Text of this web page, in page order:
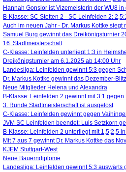
Hannah Gonsior ist Vizemeisterin der WU8 in
B-Klasse: SC Stetten 2 - SC Leinfelden 2:
Auch im neuen Jahr - Dr. Markus Kottke
Samuel Burg gewinnt das Dreikönigsturnier
16. Stadtmeisterschaft
C-Klasse: Leinfelden unterliegt 1:3 in
Dreikönigsturnier am 6.1.2025 ab 14:00 Uhr
Landesliga: Leinfelden gewinnt 5:3 gegen
Dr. Markus Kottke gewinnt das Dezember-
Neue Mitglieder Helena und Alexandra
B-Klasse: Leinfelden 2 gewinnt mit 3:1
3. Runde Stadtmeisterschaft ist ausgelost
C-Klasse: Leinfelden gewinnt gegen
JVM SC Leinfelden beendet: Luis Setzkorn
B-Klasse: Leinfelden 2 unterliegt mit 1,5;2,5
Mit 7 aus 7 gewinnt Dr. Markus Kottke das
KJEM Stuttgart-West
Neue Bauerndiplome
Landesliga: Leinfelden gewinnt 5:3 auswärts